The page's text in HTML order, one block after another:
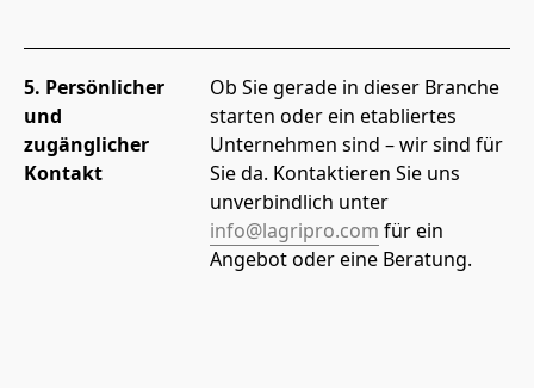
5. Persönlicher
und
zugänglicher
Kontakt
Ob Sie gerade in dieser Branche
starten oder ein etabliertes
Unternehmen sind – wir sind für
Sie da. Kontaktieren Sie uns
unverbindlich unter
info@lagripro.com für ein
Angebot oder eine Beratung.